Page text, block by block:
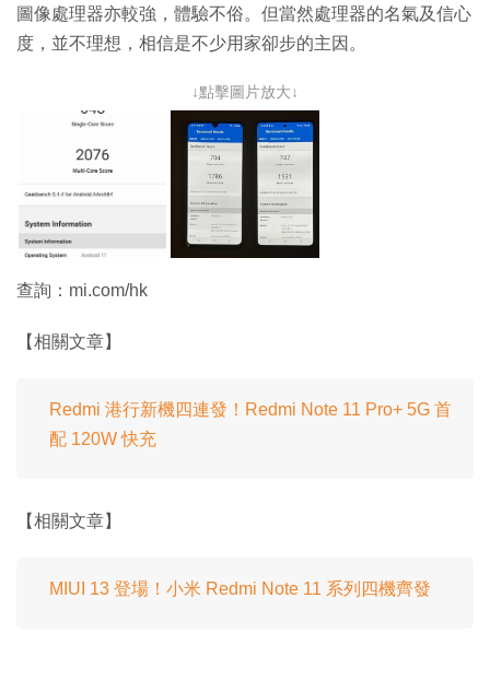
圖像處理器亦較強，體驗不俗。但當然處理器的名氣及信心
度，並不理想，相信是不少用家卻步的主因。
↓點擊圖片放大↓
查詢：mi.com/hk
【相關文章】
Redmi 港行新機四連發！Redmi Note 11 Pro+ 5G 首
配 120W 快充
【相關文章】
MIUI 13 登場！小米 Redmi Note 11 系列四機齊發